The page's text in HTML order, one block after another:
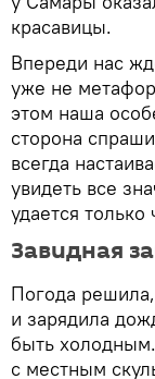
красавицы.
Впереди нас
уже не
этом наша
сторона
всегда
увидеть все
удается
Завидная
Погода
и зарядила
быть
с местным